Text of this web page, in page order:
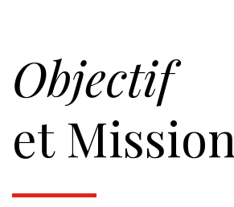
Objectif
et Mission